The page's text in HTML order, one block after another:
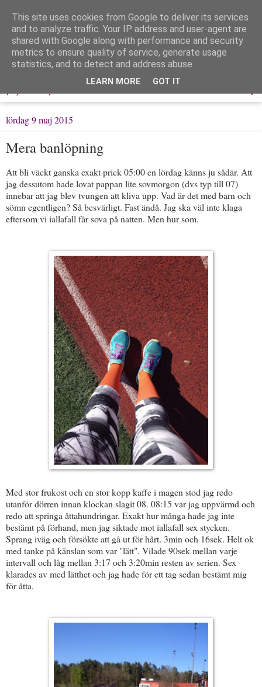
Löpning & Livet
Mitt liv, mina tankar & min träning
▼
lördag 9 maj 2015
Mera banlöpning
Att bli väckt ganska exakt prick 05:00 en lördag känns ju sådär. Att
jag dessutom hade lovat pappan lite sovmorgon (dvs typ till 07)
innebar att jag blev tvungen att kliva upp. Vad är det med barn och
sömn egentligen? Så besvärligt. Fast ändå. Jag ska väl inte klaga
eftersom vi iallafall får sova på natten. Men hur som.
Med stor frukost och en stor kopp kaffe i magen stod jag redo
utanför dörren innan klockan slagit 08. 08:15 var jag uppvärmd och
redo att springa åttahundringar. Exakt hur många hade jag inte
bestämt på förhand, men jag siktade mot iallafall sex stycken.
Sprang iväg och försökte att gå ut för hårt. 3min och 16sek. Helt ok
med tanke på känslan som var "lätt". Vilade 90sek mellan varje
intervall och låg mellan 3:17 och 3:20min resten av serien. Sex
klarades av med lätthet och jag hade för ett tag sedan bestämt mig
för åtta.
This site uses cookies from Google to deliver its services
and to analyze traffic. Your IP address and user-agent are
shared with Google along with performance and security
metrics to ensure quality of service, generate usage
statistics, and to detect and address abuse.
LEARN MORE GOT IT